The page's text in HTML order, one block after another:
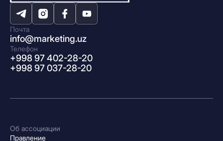
Почта
info@marketing.uz
Телефон
+998 97 402-28-20
+998 97 037-28-20
Об ассоциации
Правление